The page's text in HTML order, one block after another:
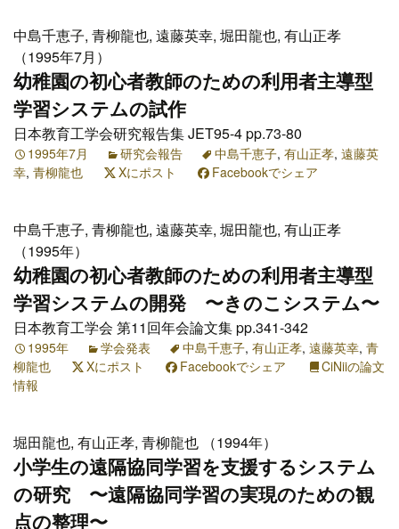
中島千恵子, 青柳龍也, 遠藤英幸, 堀田龍也, 有山正孝
（1995年7月）
幼稚園の初心者教師のための利用者主導型
学習システムの試作
日本教育工学会研究報告集 JET95-4 pp.73-80
1995年7月 研究会報告 中島千恵子, 有山正孝, 遠藤英
幸, 青柳龍也 Xにポスト Facebookでシェア
中島千恵子, 青柳龍也, 遠藤英幸, 堀田龍也, 有山正孝
（1995年）
幼稚園の初心者教師のための利用者主導型
学習システムの開発 〜きのこシステム〜
日本教育工学会 第11回年会論文集 pp.341-342
1995年 学会発表 中島千恵子, 有山正孝, 遠藤英幸, 青
柳龍也
Xにポスト Facebookでシェア
CiNiiの論文
情報
堀田龍也, 有山正孝, 青柳龍也 （1994年）
小学生の遠隔協同学習を支援するシステム
の研究 〜遠隔協同学習の実現のための観
点の整理〜